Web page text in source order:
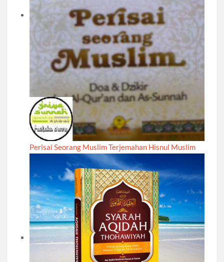
Perisai Seorang Muslim Terjemahan Hisnul Muslim